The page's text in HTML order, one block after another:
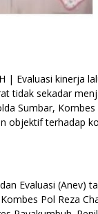
| Evaluasi kinerja
tidak sekadar
Sumbar,
objektif terhadap
Evaluasi (Anev)
Pol Reza